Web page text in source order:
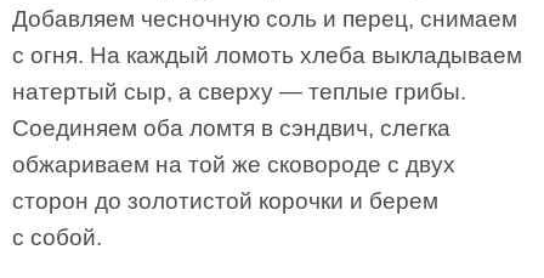
Добавляем чесночную соль и перец, снимаем
с огня. На каждый ломоть хлеба выкладываем
натертый сыр, а сверху — теплые грибы.
Соединяем оба ломтя в сэндвич, слегка
обжариваем на той же сковороде с двух
сторон до золотистой корочки и берем
с собой.